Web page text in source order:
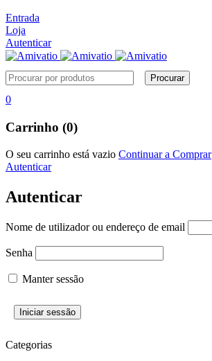
Entrada
Loja
Autenticar
0
Carrinho (0)
O seu carrinho está vazio Continuar a Comprar
Autenticar
Autenticar
Nome de utilizador ou endereço de email
Senha
Manter sessão
Categorias